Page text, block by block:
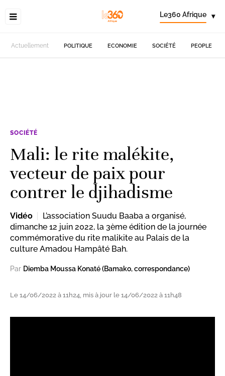
Le360 Afrique ▾
Actuellement POLITIQUE ECONOMIE SOCIÉTÉ PEOPLE
SOCIÉTÉ
Mali: le rite malékite,
vecteur de paix pour
contrer le djihadisme
Vidéo
L’association Suudu Baaba a organisé,
dimanche 12 juin 2022, la 3ème édition de la journée
commémorative du rite malikite au Palais de la
culture Amadou Hampâté Bah.
Par Diemba Moussa Konaté (Bamako, correspondance)
Le 14/06/2022 à 11h24, mis à jour le 14/06/2022 à 11h48